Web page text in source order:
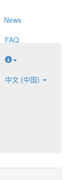
News
FAQ
中文 (中国)